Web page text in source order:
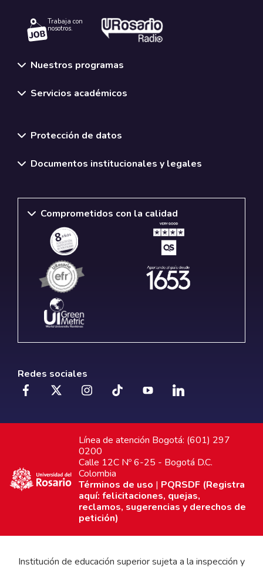
Trabaja con
nosotros.
Nuestros programas
Servicios académicos
Protección de datos
Documentos institucionales y legales
Comprometidos con la calidad
Redes sociales
Línea de atención Bogotá: (601) 297
0200
Calle 12C Nº 6-25 - Bogotá D.C.
Colombia
Términos de uso | PQRSDF (Registra
aquí: felicitaciones, quejas,
reclamos, sugerencias y derechos de
petición)
Institución de educación superior sujeta a la inspección y